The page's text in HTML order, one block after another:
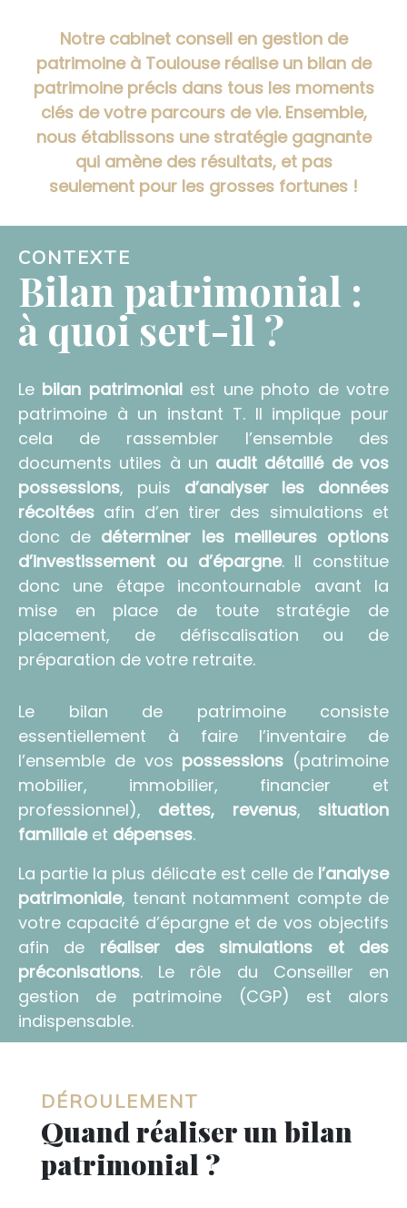
Notre cabinet conseil en gestion de
patrimoine à Toulouse réalise un bilan de
patrimoine précis dans tous les moments
clés de votre parcours de vie. Ensemble,
nous établissons une stratégie gagnante
qui amène des résultats, et pas
seulement pour les grosses fortunes !
CONTEXTE
Bilan patrimonial :
à quoi sert-il ?
Le bilan patrimonialest une photo de votre
patrimoine à un instant T. Il implique pour
cela de rassembler l’ensemble des
documents utiles à un audit détaillé de vos
possessions, puis d’analyser les données
récoltées afin d’en tirer des simulations et
donc de déterminer les meilleures options
d’investissement ou d’épargne. Il constitue
donc une étape incontournable avant la
mise en place de toute stratégie de
placement, de défiscalisation ou de
préparation de votre retraite.
Le bilan de patrimoine consiste
essentiellement à faire l’inventaire de
l’ensemble de vos possessions (patrimoine
mobilier, immobilier, financier et
professionnel), dettes, revenus, situation
familialeet dépenses.
La partie la plus délicate est celle del’analyse
patrimoniale, tenant notamment compte de
votre capacité d’épargne et de vos objectifs
afin de réaliser des simulations et des
préconisations. Le rôle du Conseiller en
gestion de patrimoine (CGP) est alors
indispensable.
DÉROULEMENT
Quand réaliser un bilan
patrimonial ?